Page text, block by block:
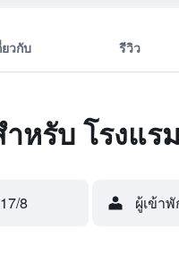
ยวกับ รีวิว
หรับ โรงแร
8 ผู้เข้า